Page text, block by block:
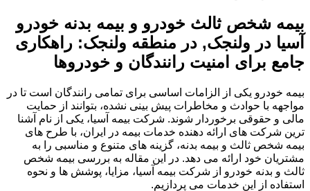
بیمه شخص ثالث خودرو و بیمه بدنه خودرو
آسیا در ولنجک, در منطقه ولنجک: راهکاری
جامع برای امنیت رانندگان و خودروها
بیمه خودرو یکی از الزامات اساسی برای تمامی رانندگان است تا در
مواجهه با حوادث و مخاطرات پیش بینی نشده، بتوانند از حمایت
مالی و حقوقی برخوردار شوند. شرکت بیمه آسیا، یکی از نام آشنا
ترین شرکت های ارائه دهنده خدمات بیمه در ایران، با طرح های
بیمه شخص ثالث و بیمه بدنه، گزینه های متنوع و مناسبی را به
مشتریان خود ارائه می دهد. در این مقاله به بررسی بیمه شخص
ثالث و بدنه خودرو از شرکت بیمه آسیا، مزایا، پوشش ها و نحوه
استفاده از این خدمات می پردازیم.